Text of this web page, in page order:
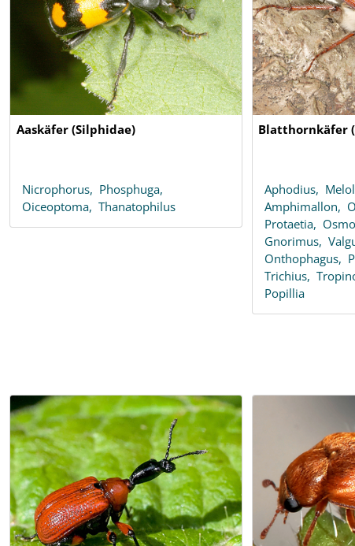
Aaskäfer (Silphidae)
Nicrophorus, Phosphuga,
Oiceoptoma,Thanatophilus
Blatthornkäfer
Aphodius,
Amphimallon,
Protaetia,
Gnorimus,
Onthophagus,
Trichius,
Popillia